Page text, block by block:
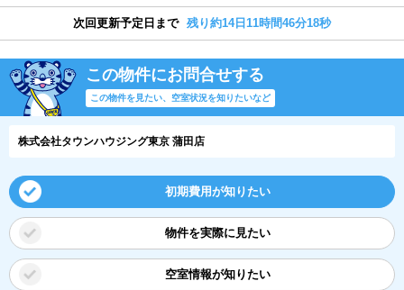
次回更新予定日まで 残り約14日11時間46分17秒
この物件にお問合せする
この物件を見たい、空室状況を知りたいなど
株式会社タウンハウジング東京 蒲田店
初期費用が知りたい
物件を実際に見たい
空室情報が知りたい